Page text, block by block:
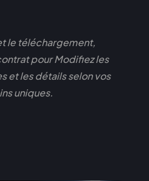
le téléchargement,
pour Modifiez les
et les détails selon vos
uniques.